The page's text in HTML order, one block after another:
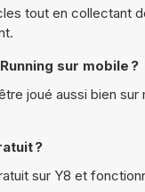
tout en collectant
sur mobile ?
joué aussi bien
?
sur Y8 et